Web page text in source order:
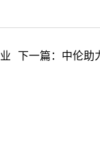
下一篇： 中伦助